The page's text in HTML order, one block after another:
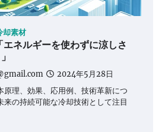
却素材
ネルギーを使わずに涼しさ
2024年5月28日
原理、効果、応用例、技術革新につ
来の持続可能な冷却技術として注目